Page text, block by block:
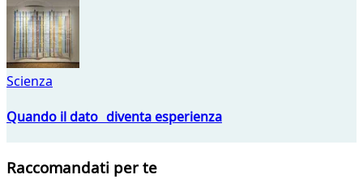
Scienza
Quando il dato diventa esperienza
Raccomandati per te